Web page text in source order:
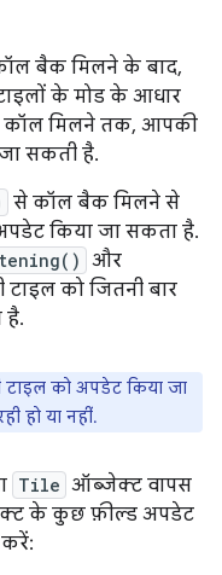
बैक मिलने के बाद,
के मोड के आधार
कॉल मिलने तक, आपकी
सकती है.
से कॉल बैक मिलने से
किया जा सकता है.
और
को जितनी बार
है.
को अपडेट किया जा
हो या नहीं.
Tile ऑब्जेक्ट वापस
के कुछ फ़ील्ड अपडेट